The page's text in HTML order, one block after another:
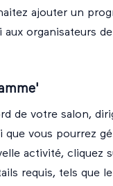
ajouter un
organisateurs
de votre salon,
vous pourrez
activité, cliquez
requis, tels que